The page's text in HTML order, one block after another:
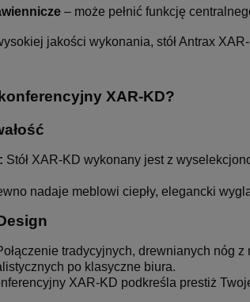
– może pełnić funkcję
jakości wykonania, stół Antrax
XAR-KD?
Stół XAR-KD wykonany jest z
nadaje meblowi ciepły, elegancki
tradycyjnych, drewnianych nóg
po klasyczne biura.
XAR-KD podkreśla prestiż